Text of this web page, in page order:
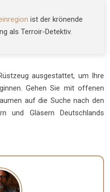
ist der krönende
als Terroir-Detektiv.
ausgestattet, um Ihre
Gehen Sie mit offenen
auf die Suche nach den
und Gläsern Deutschlands